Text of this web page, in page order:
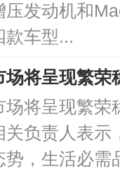
发动机和
款车型...
将呈现繁荣
将呈现繁荣
负责人表
，生活必需